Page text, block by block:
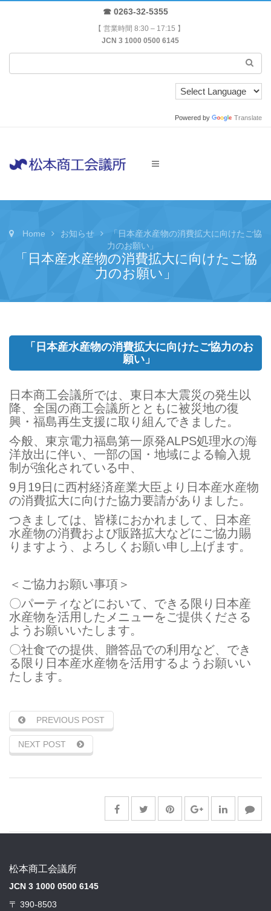
☎ 0263-32-5355
【 営業時間 8:30 – 17:15 】
JCN 3 1000 0500 6145
Powered by Translate
Home お知らせ
「日本産水産物の消費拡大に向けたご協
力のお願い」
「日本産水産物の消費拡大に向けたご協
力のお願い」
「日本産水産物の消費拡大に向けたご協力のお
願い」
日本商工会議所では、東日本大震災の発生以
降、全国の商工会議所とともに被災地の復
興・福島再生支援に取り組んできました。
今般、東京電力福島第一原発ALPS処理水の海
洋放出に伴い、一部の国・地域による輸入規
制が強化されている中、
9月19日に西村経済産業大臣より日本産水産物
の消費拡大に向けた協力要請がありました。
つきましては、皆様におかれまして、日本産
水産物の消費および販路拡大などにご協力賜
りますよう、よろしくお願い申し上げます。
＜ご協力お願い事項＞
〇パーティなどにおいて、できる限り日本産
水産物を活用したメニューをご提供くださる
ようお願いいたします。
〇社食での提供、贈答品での利用など、でき
る限り日本産水産物を活用するようお願いい
たします。
PREVIOUS POST
NEXT POST
松本商工会議所
JCN 3 1000 0500 6145
〒 390-8503